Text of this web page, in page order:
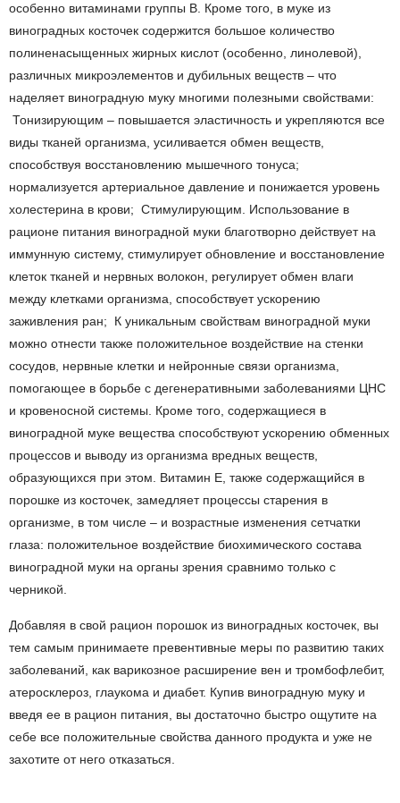
особенно витаминами группы В. Кроме того, в муке из
виноградных косточек содержится большое количество
полиненасыщенных жирных кислот (особенно, линолевой),
различных микроэлементов и дубильных веществ – что
наделяет виноградную муку многими полезными свойствами:
Тонизирующим – повышается эластичность и укрепляются все
виды тканей организма, усиливается обмен веществ,
способствуя восстановлению мышечного тонуса;
нормализуется артериальное давление и понижается уровень
холестерина в крови; Стимулирующим. Использование в
рационе питания виноградной муки благотворно действует на
иммунную систему, стимулирует обновление и восстановление
клеток тканей и нервных волокон, регулирует обмен влаги
между клетками организма, способствует ускорению
заживления ран; К уникальным свойствам виноградной муки
можно отнести также положительное воздействие на стенки
сосудов, нервные клетки и нейронные связи организма,
помогающее в борьбе с дегенеративными заболеваниями ЦНС
и кровеносной системы. Кроме того, содержащиеся в
виноградной муке вещества способствуют ускорению обменных
процессов и выводу из организма вредных веществ,
образующихся при этом. Витамин Е, также содержащийся в
порошке из косточек, замедляет процессы старения в
организме, в том числе – и возрастные изменения сетчатки
глаза: положительное воздействие биохимического состава
виноградной муки на органы зрения сравнимо только с
черникой.
Добавляя в свой рацион порошок из виноградных косточек, вы
тем самым принимаете превентивные меры по развитию таких
заболеваний, как варикозное расширение вен и тромбофлебит,
атеросклероз, глаукома и диабет. Купив виноградную муку и
введя ее в рацион питания, вы достаточно быстро ощутите на
себе все положительные свойства данного продукта и уже не
захотите от него отказаться.